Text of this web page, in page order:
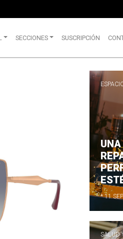
SECCIONES SUSCRIPCIÓN
* 11
SALUD